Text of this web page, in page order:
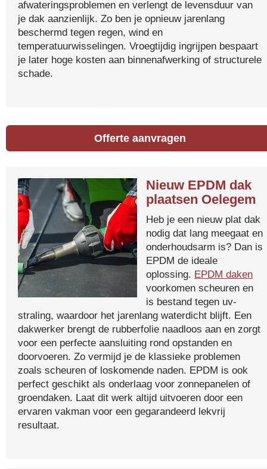
afwateringsproblemen en verlengt de levensduur van
je dak aanzienlijk. Zo ben je opnieuw jarenlang
beschermd tegen regen, wind en
temperatuurwisselingen. Vroegtijdig ingrijpen bespaart
je later hoge kosten aan binnenafwerking of structurele
schade.
Offerte aanvragen
Nieuw EPDM dak
plaatsen Oelegem
Heb je een nieuw plat dak
nodig dat lang meegaat en
onderhoudsarm is? Dan is
EPDM de ideale
oplossing. EPDM daken
voorkomen scheuren en
is bestand tegen uv-
straling, waardoor het jarenlang waterdicht blijft. Een
dakwerker brengt de rubberfolie naadloos aan en zorgt
voor een perfecte aansluiting rond opstanden en
doorvoeren. Zo vermijd je de klassieke problemen
zoals scheuren of loskomende naden. EPDM is ook
perfect geschikt als onderlaag voor zonnepanelen of
groendaken. Laat dit werk altijd uitvoeren door een
ervaren vakman voor een gegarandeerd lekvrij
resultaat.